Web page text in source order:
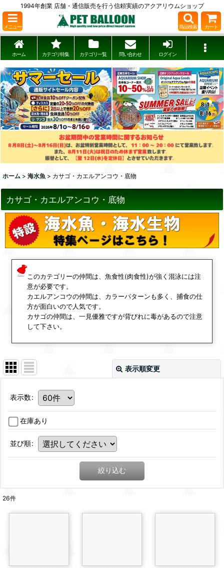
1994年創業 店舗・通信販売を行う信頼実績のアクアリウムショップ
メニュー 商品検索 カート
ホーム カテゴリ特集 カテゴリ一覧 問い合わせ ログイン
ホーム > 海水魚 > カサゴ・カエルアンコウ・底物
カサゴ・カエルアンコウ・底物
このカテゴリーの仲間は、魚食性(肉食性)が強く混泳には注
意が必要です。
カエルアンコウの仲間は、カラーパターンも多く、捕食の仕
方が面白いので人気です。
カサゴの仲間は、一見優雅ですが背びれに毒があるので注意
して下さい。
表示順変更
表示数:
在庫あり
並び順:
絞り込む
26件